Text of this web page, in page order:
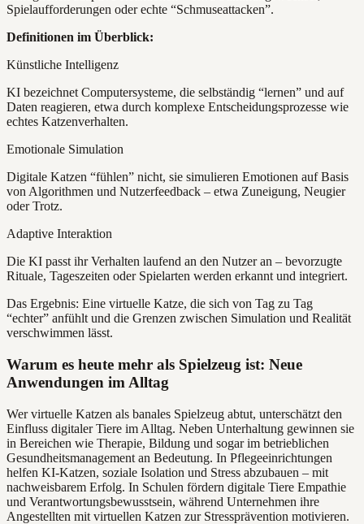
Spielaufforderungen oder echte “Schmuseattacken”.
Definitionen im Überblick:
Künstliche Intelligenz
KI bezeichnet Computersysteme, die selbständig “lernen” und auf
Daten reagieren, etwa durch komplexe Entscheidungsprozesse wie
echtes Katzenverhalten.
Emotionale Simulation
Digitale Katzen “fühlen” nicht, sie simulieren Emotionen auf Basis
von Algorithmen und Nutzerfeedback – etwa Zuneigung, Neugier
oder Trotz.
Adaptive Interaktion
Die KI passt ihr Verhalten laufend an den Nutzer an – bevorzugte
Rituale, Tageszeiten oder Spielarten werden erkannt und integriert.
Das Ergebnis: Eine virtuelle Katze, die sich von Tag zu Tag
“echter” anfühlt und die Grenzen zwischen Simulation und Realität
verschwimmen lässt.
Warum es heute mehr als Spielzeug ist: Neue
Anwendungen im Alltag
Wer virtuelle Katzen als banales Spielzeug abtut, unterschätzt den
Einfluss digitaler Tiere im Alltag. Neben Unterhaltung gewinnen sie
in Bereichen wie Therapie, Bildung und sogar im betrieblichen
Gesundheitsmanagement an Bedeutung. In Pflegeeinrichtungen
helfen KI-Katzen, soziale Isolation und Stress abzubauen – mit
nachweisbarem Erfolg. In Schulen fördern digitale Tiere Empathie
und Verantwortungsbewusstsein, während Unternehmen ihre
Angestellten mit virtuellen Katzen zur Stressprävention motivieren.